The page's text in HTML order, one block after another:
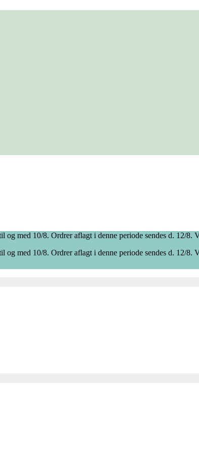
med 10/8. Ordrer aflagt i denne periode sendes d. 12/8.
med 10/8. Ordrer aflagt i denne periode sendes d. 12/8.